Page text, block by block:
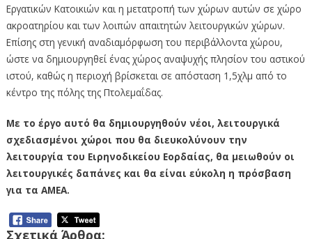
Εργατικών Κατοικιών και η μετατροπή των χώρων αυτών σε χώρο
ακροατηρίου και των λοιπών απαιτητών λειτουργικών χώρων.
Επίσης στη γενική αναδιαμόρφωση του περιβάλλοντα χώρου,
ώστε να δημιουργηθεί ένας χώρος αναψυχής πλησίον του αστικού
ιστού, καθώς η περιοχή βρίσκεται σε απόσταση 1,5χλμ από το
κέντρο της πόλης της Πτολεμαΐδας.
Με το έργο αυτό θα δημιουργηθούν νέοι, λειτουργικά
σχεδιασμένοι χώροι που θα διευκολύνουν την
λειτουργία του Ειρηνοδικείου Εορδαίας, θα μειωθούν οι
λειτουργικές δαπάνες και θα είναι εύκολη η πρόσβαση
για τα ΑΜΕΑ.
Σχετικά Άρθρα: